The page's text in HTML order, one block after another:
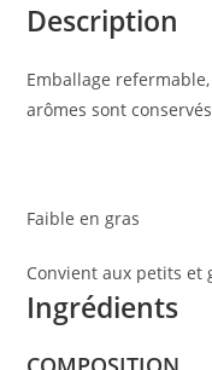
Description
Emballage
arômes sont conservés
Faible en gras
Convient aux petits et
Ingrédients